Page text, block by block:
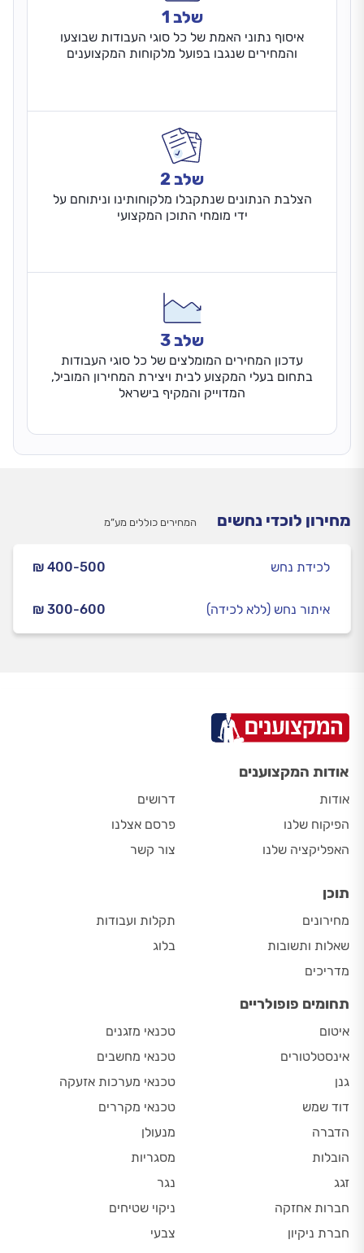
שלב 1
איסוף נתוני האמת של כל סוגי העבודות שבוצעו
והמחירים שנגבו בפועל מלקוחות המקצוענים
שלב 2
הצלבת הנתונים שנתקבלו מלקוחותינו וניתוחם על
ידי מומחי התוכן המקצועי
שלב 3
עדכון המחירים המומלצים של כל סוגי העבודות
בתחום בעלי המקצוע לבית ויצירת המחירון המוביל,
המדוייק והמקיף בישראל
מחירון לוכדי נחשים המחירים כוללים מע”מ
₪ 400-500 לכידת נחש
₪ 300-600 איתור נחש (ללא לכידה)
אודות המקצוענים
אודות
הפיקוח שלנו
האפליקציה שלנו
דרושים
פרסם אצלנו
צור קשר
תוכן
מחירונים
שאלות ותשובות
מדריכים
תקלות ועבודות
בלוג
תחומים פופולריים
איטום
אינסטלטורים
גנן
דוד שמש
הדברה
הובלות
זגג
חברות אחזקה
חברת ניקיון
טכנאי מזגנים
טכנאי מחשבים
טכנאי מערכות אזעקה
טכנאי מקררים
מנעולן
מסגריות
נגר
ניקוי שטיחים
צבעי